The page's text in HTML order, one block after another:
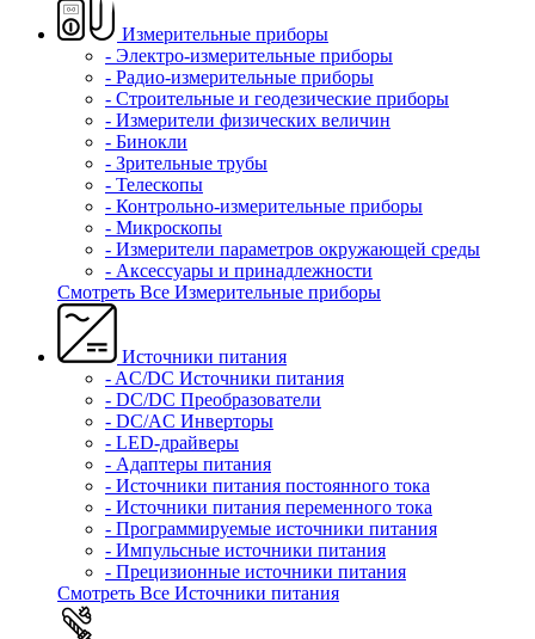
Измерительные приборы
- Электро-измерительные приборы
- Радио-измерительные приборы
- Строительные и геодезические приборы
- Измерители физических величин
- Бинокли
- Зрительные трубы
- Телескопы
- Контрольно-измерительные приборы
- Микроскопы
- Измерители параметров окружающей среды
- Аксессуары и принадлежности
Смотреть Все Измерительные приборы
Источники питания
- AC/DC Источники питания
- DC/DC Преобразователи
- DC/AC Инверторы
- LED-драйверы
- Адаптеры питания
- Источники питания постоянного тока
- Источники питания переменного тока
- Программируемые источники питания
- Импульсные источники питания
- Прецизионные источники питания
Смотреть Все Источники питания